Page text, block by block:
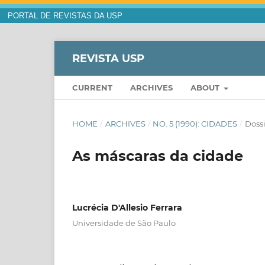
PORTAL DE REVISTAS DA USP
REVISTA USP
CURRENT ARCHIVES ABOUT
HOME / ARCHIVES / NO. 5 (1990): CIDADES /
As máscaras da cidade
Lucrécia D'Allesio Ferrara
Universidade de São Paulo